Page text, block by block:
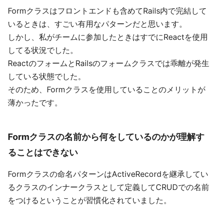
Formクラスはフロントエンドも含めてRails内で完結して
いるときは、すごい有用なパターンだと思います。
しかし、私がチームに参加したときはすでにReactを使用
してる状況でした。
ReactのフォームとRailsのフォームクラスでは乖離が発生
している状態でした。
そのため、Formクラスを使用していることのメリットが
薄かったです。
Formクラスの名前から何をしているのかが理解す
ることはできない
Formクラスの命名パターンはActiveRecordを継承してい
るクラスのインナークラスとして定義してCRUDでの名前
をつけるということが習慣化されていました。